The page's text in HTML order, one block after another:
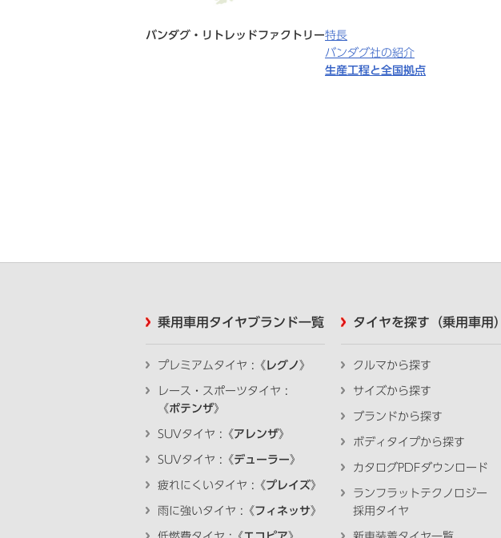
バンダグ・リトレッドファクトリー特長
バンダグ社の紹介
生産工程と全国拠点
乗用車用タイヤブランド一覧
プレミアムタイヤ :《 レグノ 》
レース・スポーツタイヤ :
《ポテンザ》
SUVタイヤ :《アレンザ》
SUVタイヤ :《デューラー》
疲れにくいタイヤ :《プレイズ》
雨に強いタイヤ :《フィネッサ》
タイヤを探す（乗用車用）
クルマから探す
サイズから探す
ブランドから探す
ボディタイプから探す
カタログPDFダウンロード
ランフラットテクノロジー
採用タイヤ